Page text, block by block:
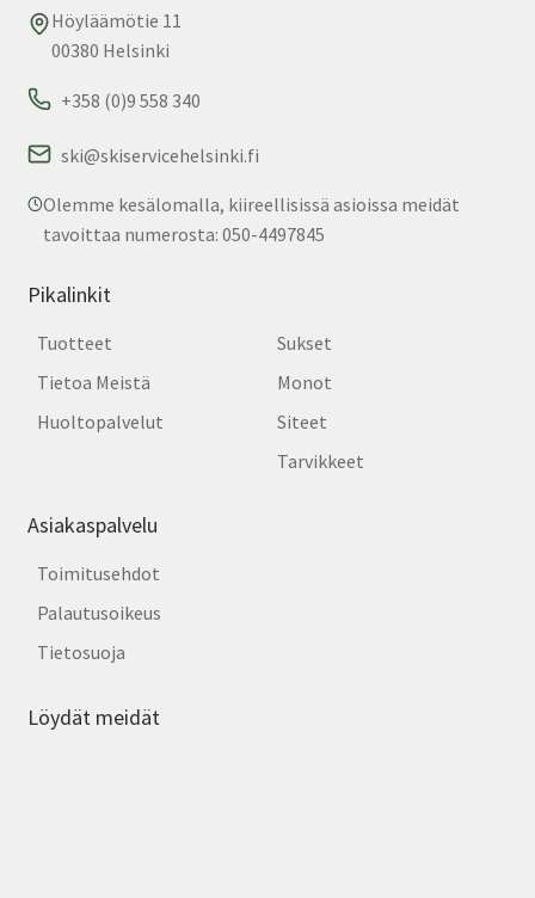
Höyläämötie 11
00380 Helsinki
+358 (0)9 558 340
ski@skiservicehelsinki.fi
Olemme kesälomalla, kiireellisissä asioissa meidät
tavoittaa numerosta: 050-4497845
Pikalinkit
Tuotteet
Tietoa Meistä
Huoltopalvelut
Sukset
Monot
Siteet
Tarvikkeet
Asiakaspalvelu
Toimitusehdot
Palautusoikeus
Tietosuoja
Löydät meidät